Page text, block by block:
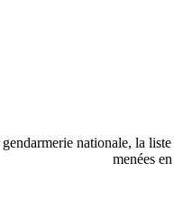
nationale, la
menées